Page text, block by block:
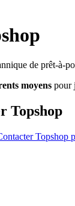
de prêt-à-
moyens pour
Topshop
Topshop